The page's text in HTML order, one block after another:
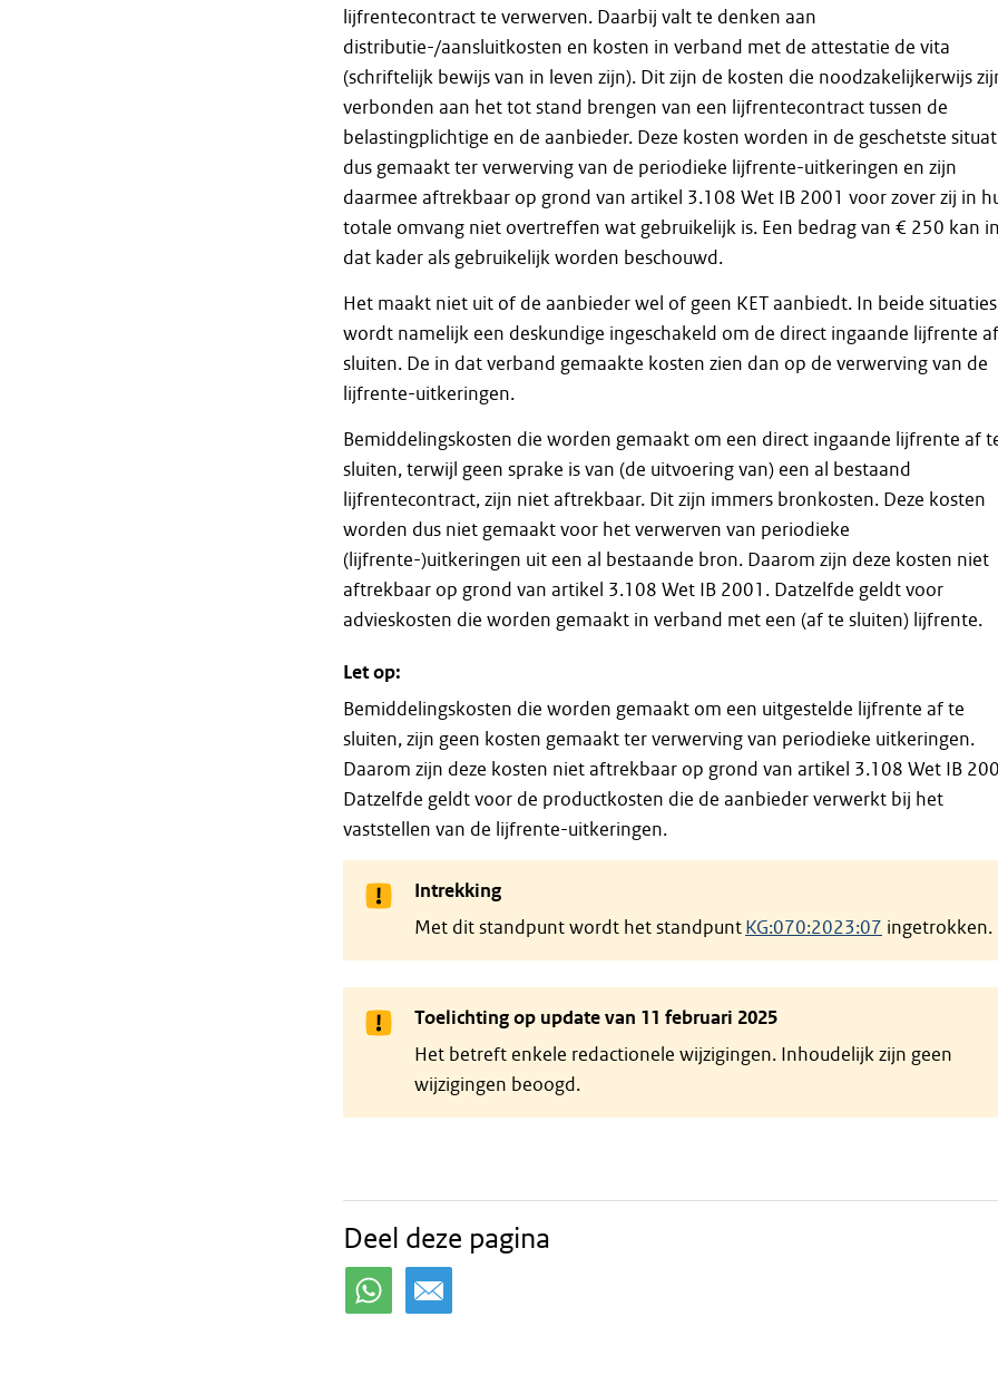
lijfrentecontract te verwerven. Daarbij valt te denken aan
distributie-/aansluitkosten en kosten in verband met de attestatie de vita
(schriftelijk bewijs van in leven zijn). Dit zijn de kosten die noodzakelijkerwijs
verbonden aan het tot stand brengen van een lijfrentecontract tussen de
belastingplichtige en de aanbieder. Deze kosten worden in de geschetste
dus gemaakt ter verwerving van de periodieke lijfrente-uitkeringen en zijn
daarmee aftrekbaar op grond van artikel 3.108 Wet IB 2001 voor zover zij in
totale omvang niet overtreffen wat gebruikelijk is. Een bedrag van € 250 kan
dat kader als gebruikelijk worden beschouwd.
Het maakt niet uit of de aanbieder wel of geen KET aanbiedt. In beide situaties
wordt namelijk een deskundige ingeschakeld om de direct ingaande lijfrente
sluiten. De in dat verband gemaakte kosten zien dan op de verwerving van de
lijfrente-uitkeringen.
Bemiddelingskosten die worden gemaakt om een direct ingaande lijfrente af
sluiten, terwijl geen sprake is van (de uitvoering van) een al bestaand
lijfrentecontract, zijn niet aftrekbaar. Dit zijn immers bronkosten. Deze kosten
worden dus niet gemaakt voor het verwerven van periodieke
(lijfrente-)uitkeringen uit een al bestaande bron. Daarom zijn deze kosten niet
aftrekbaar op grond van artikel 3.108 Wet IB 2001. Datzelfde geldt voor
advieskosten die worden gemaakt in verband met een (af te sluiten) lijfrente.
Let op:
Bemiddelingskosten die worden gemaakt om een uitgestelde lijfrente af te
sluiten, zijn geen kosten gemaakt ter verwerving van periodieke uitkeringen.
Daarom zijn deze kosten niet aftrekbaar op grond van artikel 3.108 Wet IB
Datzelfde geldt voor de productkosten die de aanbieder verwerkt bij het
vaststellen van de lijfrente-uitkeringen.
Intrekking
Met dit standpunt wordt het standpuntKG:070:2023:07 ingetrokken.
Toelichting op update van 11 februari 2025
Het betreft enkele redactionele wijzigingen. Inhoudelijk zijn geen
wijzigingen beoogd.
Deel deze pagina